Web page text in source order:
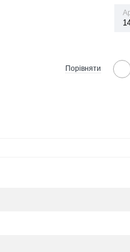
Порівняти